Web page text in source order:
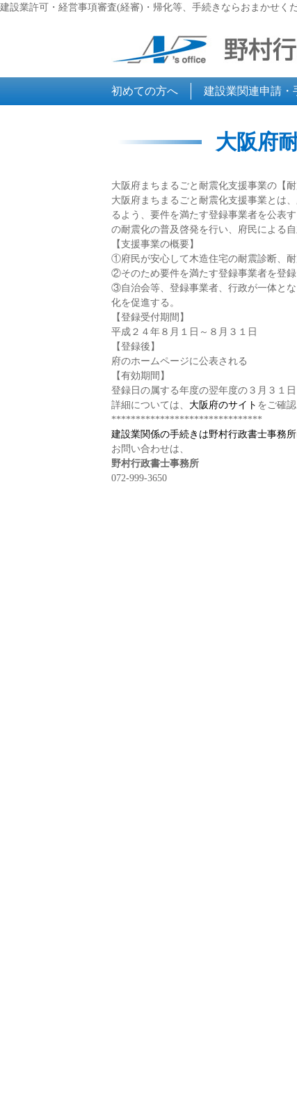
建設業許可・経営事項審査(経審)・帰化等、手続きならおまかせく
初めての方へ 建設業関連申請・
大阪府
大阪府まちまるごと耐震化支援事業の【
大阪府まちまるごと耐震化支援事業とは
るよう、要件を満たす登録事業者を公表
の耐震化の普及啓発を行い、府民による
【支援事業の概要】
①府民が安心して木造住宅の耐震診断、
②そのため要件を満たす登録事業者を登録
③自治会等、登録事業者、行政が一体と
化を促進する。
【登録受付期間】
平成２４年８月１日～８月３１日
【登録後】
府のホームページに公表される
【有効期間】
登録日の属する年度の翌年度の３月３１
詳細については、 大阪府のサイト をご確認
*******************************
建設業関係の手続きは野村行政書士事務所
お問い合わせは、
野村行政書士事務所
072-999-3650